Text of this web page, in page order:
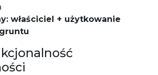
właściciel + użytkowanie